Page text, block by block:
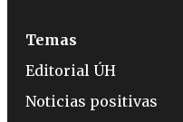
Temas
Editorial ÚH
Noticias positivas